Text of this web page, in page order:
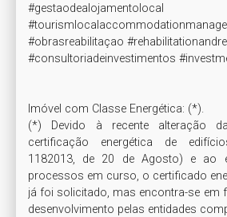
#gestaodealojamentolocal
#obrasreabilitaçao
#consultoriadeinvestimentos
Imóvel com Classe Energética: (*).
(*) Devido à recente alteração
certificação energética de
1182013, de 20 de Agosto) e ao
processos em curso, o certificado
já foi solicitado, mas encontra-se em
desenvolvimento pelas entidades